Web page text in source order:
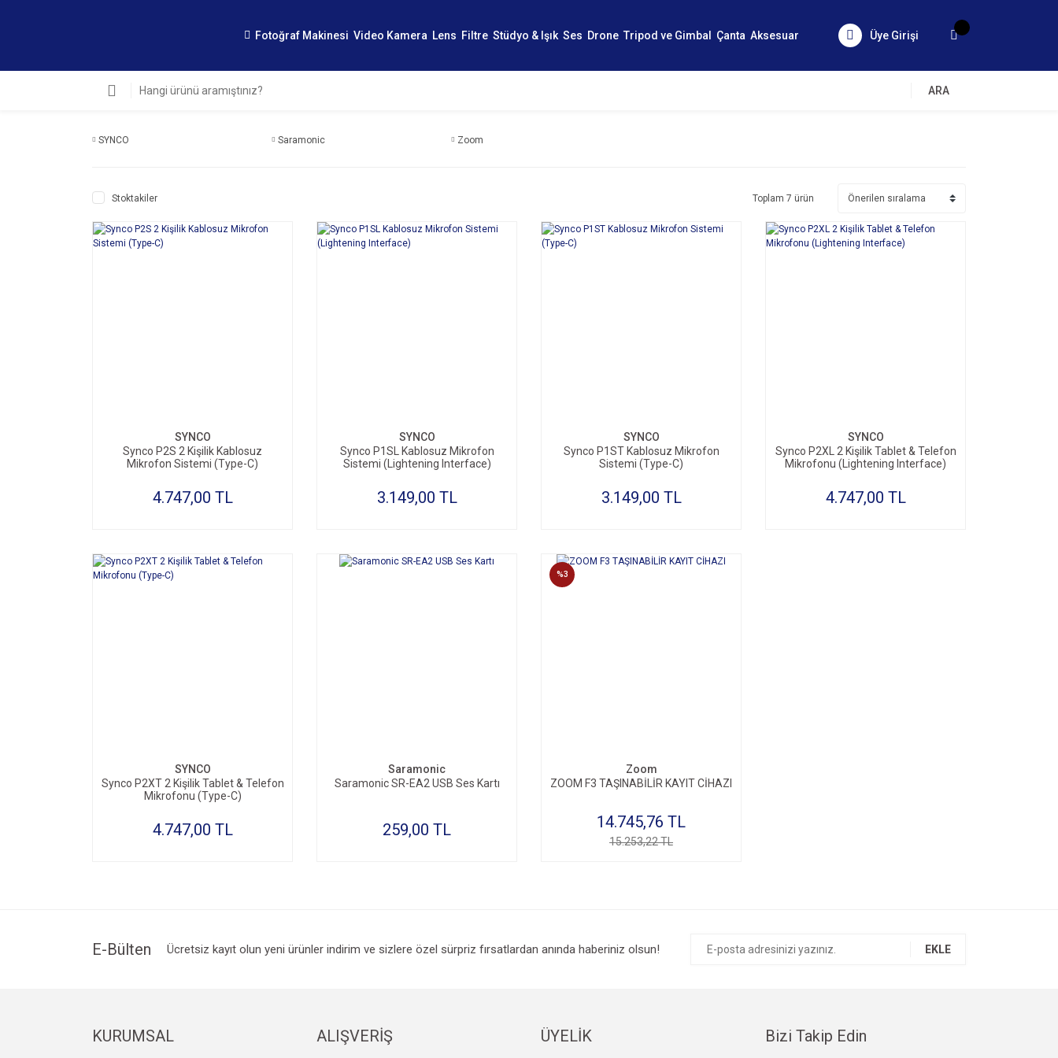
Fotoğraf Makinesi Video Kamera Lens Filtre Stüdyo & Işık Ses Drone Tripod ve Gimbal Çanta Aksesuar Üye Girişi
ARA
SYNCO Saramonic Zoom
Stoktakiler Toplam 7 ürün
SYNCO
Synco P2S 2 Kişilik Kablosuz
Mikrofon Sistemi (Type-C)
4.747,00 TL
SYNCO
Synco P1SL Kablosuz Mikrofon
Sistemi (Lightening Interface)
3.149,00 TL
SYNCO
Synco P1ST Kablosuz Mikrofon
Sistemi (Type-C)
3.149,00 TL
SYNCO
Synco P2XL 2 Kişilik Tablet & Telefon
Mikrofonu (Lightening Interface)
4.747,00 TL
SYNCO
Synco P2XT 2 Kişilik Tablet & Telefon
Mikrofonu (Type-C)
4.747,00 TL
Saramonic
Saramonic SR-EA2 USB Ses Kartı
259,00 TL
%3
Zoom
ZOOM F3 TAŞINABİLİR KAYIT CİHAZI
14.745,76 TL
15.253,22 TL
E-Bülten Ücretsiz kayıt olun yeni ürünler indirim ve sizlere özel sürpriz fırsatlardan anında haberiniz olsun! EKLE
KURUMSAL ALIŞVERİŞ ÜYELİK Bizi Takip Edin